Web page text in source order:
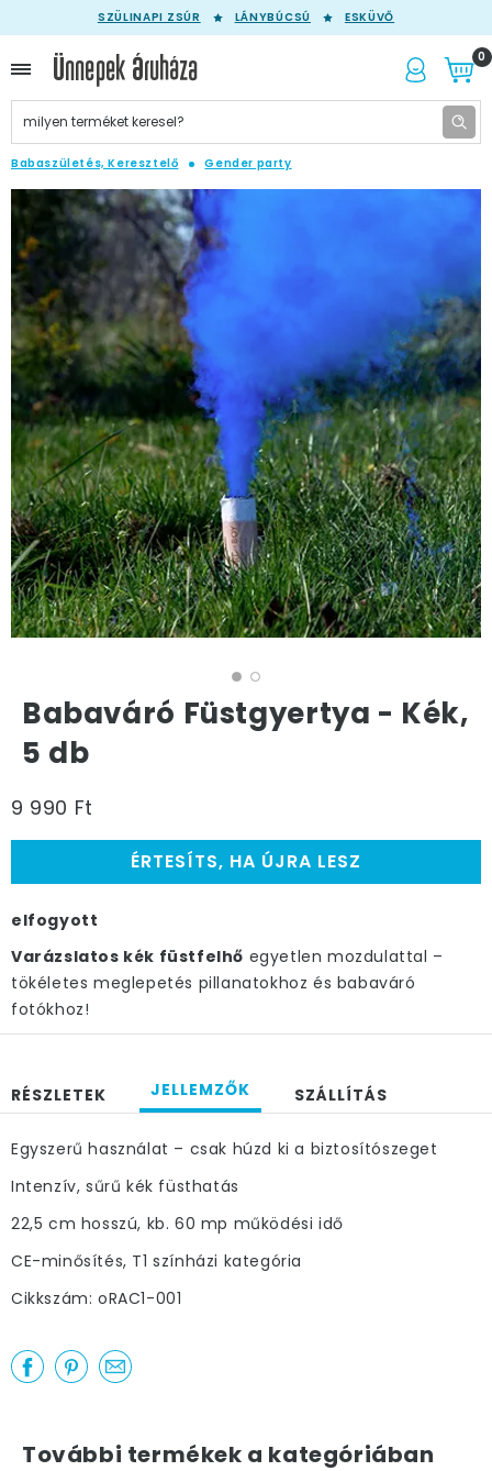
SZÜLINAPI ZSÚR LÁNYBÚCSÚ ESKÜVŐ
0
Babaszületés, Keresztelő Gender party
Babaváró Füstgyertya - Kék,
5 db
9 990 Ft
ÉRTESÍTS, HA ÚJRA LESZ
elfogyott
Varázslatos kék füstfelhő egyetlen mozdulattal –
tökéletes meglepetés pillanatokhoz és babaváró
fotókhoz!
RÉSZLETEK JELLEMZŐK SZÁLLÍTÁS
Egyszerű használat – csak húzd ki a biztosítószeget
Intenzív, sűrű kék füsthatás
22,5 cm hosszú, kb. 60 mp működési idő
CE-minősítés, T1 színházi kategória
Cikkszám: oRAC1-001
További termékek a kategóriában